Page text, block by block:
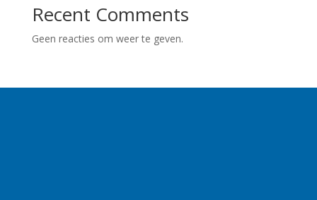
Recent Comments
Geen reacties om weer te geven.